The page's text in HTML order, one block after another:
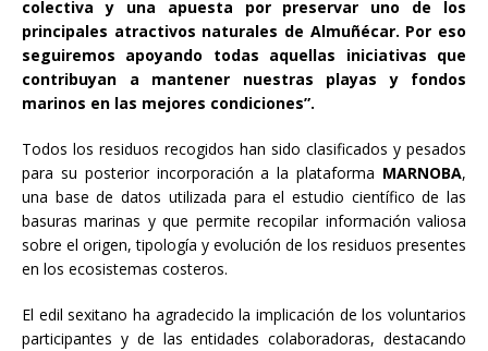
colectiva y una apuesta por preservar uno de los
principales atractivos naturales de Almuñécar. Por eso
seguiremos apoyando todas aquellas iniciativas que
contribuyan a mantener nuestras playas y fondos
marinos en las mejores condiciones”.
Todos los residuos recogidos han sido clasificados y pesados
para su posterior incorporación a la plataforma MARNOBA,
una base de datos utilizada para el estudio científico de las
basuras marinas y que permite recopilar información valiosa
sobre el origen, tipología y evolución de los residuos presentes
en los ecosistemas costeros.
El edil sexitano ha agradecido la implicación de los voluntarios
participantes y de las entidades colaboradoras, destacando